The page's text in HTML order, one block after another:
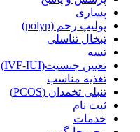
پساری
پولیپ رحم (polyp)
تبخال تناسلی
تسه
تعیین جنسیت(IVF-IUI)
تغذیه مناسب
تنبلی تخمدان (PCOS)
ثبت نام
خدمات